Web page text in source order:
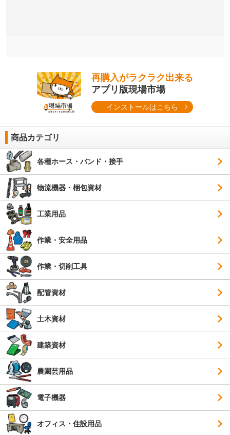
再購入がラクラク出来る
アプリ版現場市場
インストールはこちら
商品カテゴリ
各種ホース・バンド・接手
物流機器・梱包資材
工業用品
作業・安全用品
作業・切削工具
配管資材
土木資材
建築資材
農園芸用品
電子機器
オフィス・住設用品